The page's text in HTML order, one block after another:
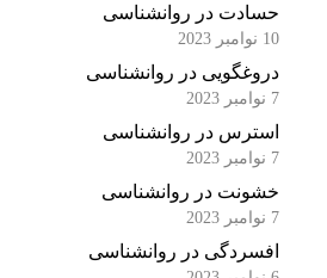
حسادت در روانشناسی
دروغگویی در روانشناسی
استرس در روانشناسی
خشونت در روانشناسی
افسردگی در روانشناسی